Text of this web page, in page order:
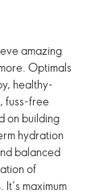
amazing
Optimals
healthy-
fuss-free
on building
hydration
balanced
of
maximum